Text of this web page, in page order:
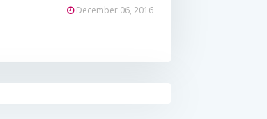
December 06, 2016